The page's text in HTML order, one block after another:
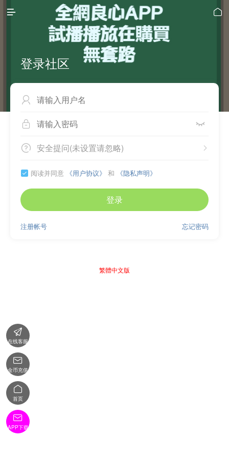
 
登录社区

 
 
安全提问(未设置请忽略)
 阅读并同意 《用户协议》 和 《隐私声明》
登录
忘记密码
注册帐号
繁體中文版

在线客服

金币充值

首页

APP下载